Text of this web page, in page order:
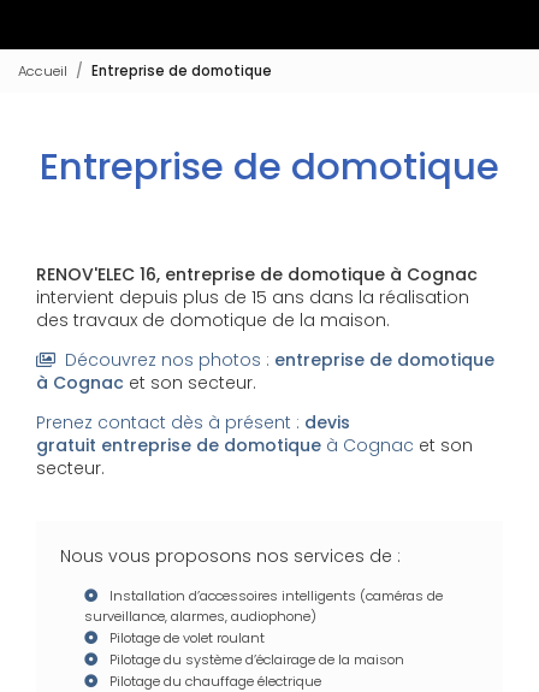
Accueil Entreprise de domotique
Entreprise de domotique
RENOV'ELEC 16, entreprise de domotique à Cognac
intervient depuis plus de 15 ans dans la réalisation
des travaux de domotique de la maison.
Découvrez nos photos : entreprise de domotique
à Cognac et son secteur.
Prenez contact dès à présent : devis
gratuit entreprise de domotique à Cognac et son
secteur.
Nous vous proposons nos services de :
Installation d’accessoires intelligents (caméras de
surveillance, alarmes, audiophone)
Pilotage de volet roulant
Pilotage du système d’éclairage de la maison
Pilotage du chauffage électrique